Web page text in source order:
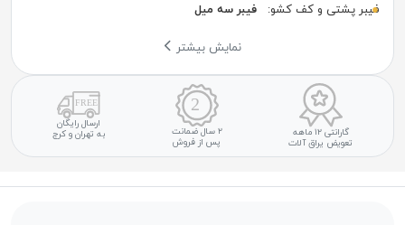
فیبر پشتی و کف کشو:
فیبر سه میل
نمایش بیشتر
گارانتی ۱۲ ماهه
تعویض یراق آلات
۲ سال ضمانت
پس از فروش
ارسال رایگان
به تهران و کرج